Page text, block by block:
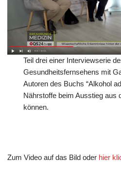
Teil drei einer Interviewserie
Gesundheitsfernsehens mit
Autoren des Buchs “Alkohol
Nährstoffe beim Ausstieg aus
können.
Zum Video auf das Bild oder hier